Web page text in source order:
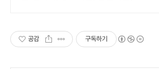
공감 구독하기